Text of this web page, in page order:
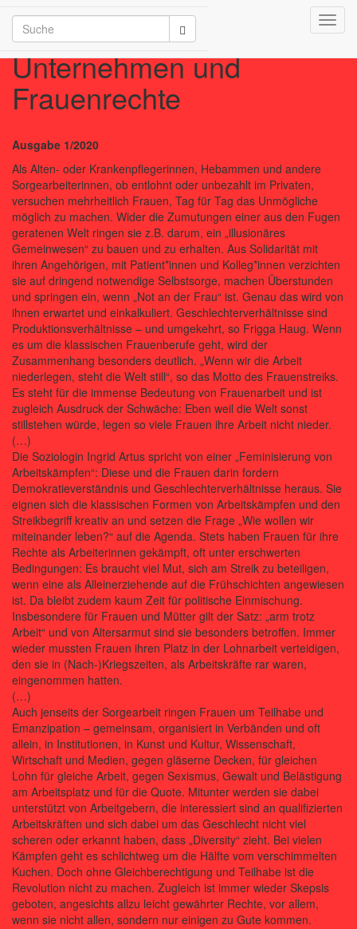
unternehmen-und-frauenrechte/2026
Unternehmen und
Frauenrechte
Ausgabe 1/2020
Als Alten- oder Krankenpflegerinnen, Hebammen und andere
Sorgearbeiterinnen, ob entlohnt oder unbezahlt im Privaten,
versuchen mehrheitlich Frauen, Tag für Tag das Unmögliche
möglich zu machen. Wider die Zumutungen einer aus den Fugen
geratenen Welt ringen sie z.B. darum, ein „illusionäres
Gemeinwesen“ zu bauen und zu erhalten. Aus Solidarität mit
ihren Angehörigen, mit Patient*innen und Kolleg*innen verzichten
sie auf dringend notwendige Selbstsorge, machen Überstunden
und springen ein, wenn „Not an der Frau“ ist. Genau das wird von
ihnen erwartet und einkalkuliert. Geschlechterverhältnisse sind
Produktionsverhältnisse – und umgekehrt, so Frigga Haug. Wenn
es um die klassischen Frauenberufe geht, wird der
Zusammenhang besonders deutlich. „Wenn wir die Arbeit
niederlegen, steht die Welt still“, so das Motto des Frauenstreiks.
Es steht für die immense Bedeutung von Frauenarbeit und ist
zugleich Ausdruck der Schwäche: Eben weil die Welt sonst
stillstehen würde, legen so viele Frauen ihre Arbeit nicht nieder.
(…)
Die Soziologin Ingrid Artus spricht von einer „Feminisierung von
Arbeitskämpfen“: Diese und die Frauen darin fordern
Demokratieverständnis und Geschlechterverhältnisse heraus. Sie
eignen sich die klassischen Formen von Arbeitskämpfen und den
Streikbegriff kreativ an und setzen die Frage „Wie wollen wir
miteinander leben?“ auf die Agenda. Stets haben Frauen für ihre
Rechte als Arbeiterinnen gekämpft, oft unter erschwerten
Bedingungen: Es braucht viel Mut, sich am Streik zu beteiligen,
wenn eine als Alleinerziehende auf die Frühschichten angewiesen
ist. Da bleibt zudem kaum Zeit für politische Einmischung.
Insbesondere für Frauen und Mütter gilt der Satz: „arm trotz
Arbeit“ und von Altersarmut sind sie besonders betroffen. Immer
wieder mussten Frauen ihren Platz in der Lohnarbeit verteidigen,
den sie in (Nach-)Kriegszeiten, als Arbeitskräfte rar waren,
eingenommen hatten.
(…)
Auch jenseits der Sorgearbeit ringen Frauen um Teilhabe und
Emanzipation – gemeinsam, organisiert in Verbänden und oft
allein, in Institutionen, in Kunst und Kultur, Wissenschaft,
Wirtschaft und Medien, gegen gläserne Decken, für gleichen
Lohn für gleiche Arbeit, gegen Sexismus, Gewalt und Belästigung
am Arbeitsplatz und für die Quote. Mitunter werden sie dabei
unterstützt von Arbeitgebern, die interessiert sind an qualifizierten
Arbeitskräften und sich dabei um das Geschlecht nicht viel
scheren oder erkannt haben, dass „Diversity“ zieht. Bei vielen
Kämpfen geht es schlichtweg um die Hälfte vom verschimmelten
Kuchen. Doch ohne Gleichberechtigung und Teilhabe ist die
Revolution nicht zu machen. Zugleich ist immer wieder Skepsis
geboten, angesichts allzu leicht gewährter Rechte, vor allem,
wenn sie nicht allen, sondern nur einigen zu Gute kommen.